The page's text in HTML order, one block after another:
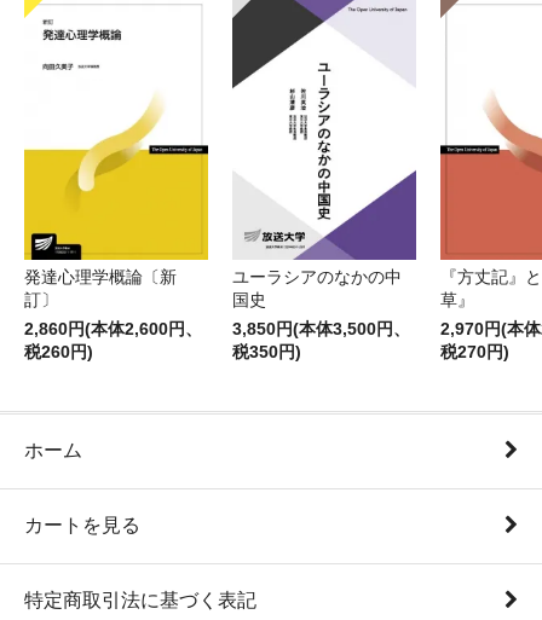
発達心理学概論〔新
訂〕
2,860円(本体2,600円、
税260円)
ユーラシアのなかの中
国史
3,850円(本体3,500円、
税350円)
『方丈記』
草』
2,970円(本
税270円)
ホーム
カートを見る
特定商取引法に基づく表記